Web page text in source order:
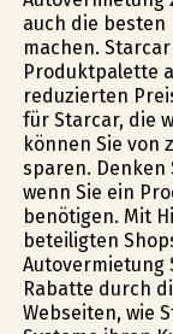
auch die besten
machen.
Produktpalette
reduzierten
für Starcar, die
können Sie von
sparen. Denken
wenn Sie ein
benötigen. Mit
beteiligten
Autovermietung
Rabatte durch
Webseiten, wie